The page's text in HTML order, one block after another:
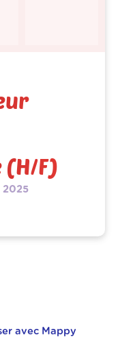
(H/F)
2025
avec Mappy